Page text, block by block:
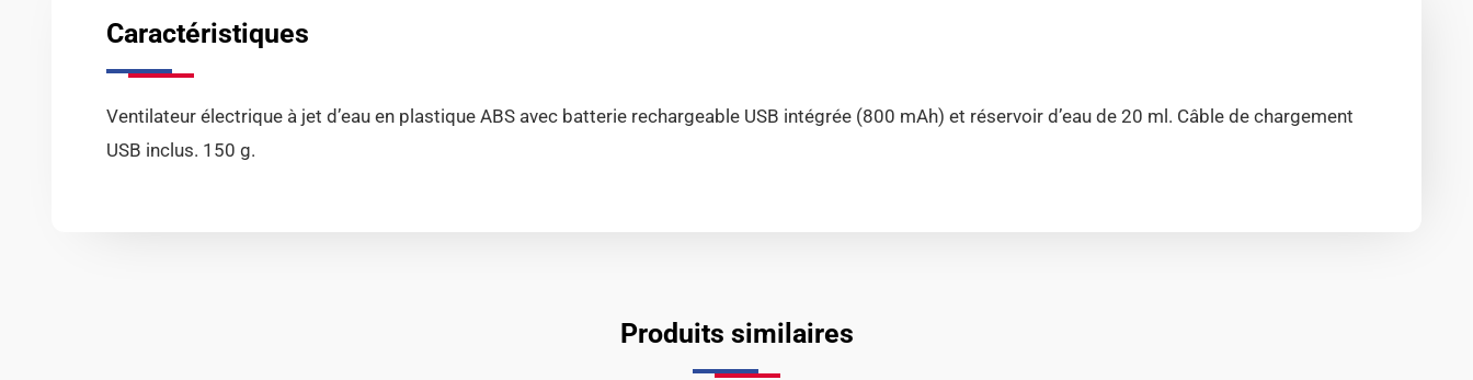
Caractéristiques
Ventilateur électrique à jet d’eau en plastique ABS avec batterie rechargeable USB intégrée (800 mAh) et réservoir d’eau de 20 ml. Câble de chargement
USB inclus. 150 g.
Produits similaires